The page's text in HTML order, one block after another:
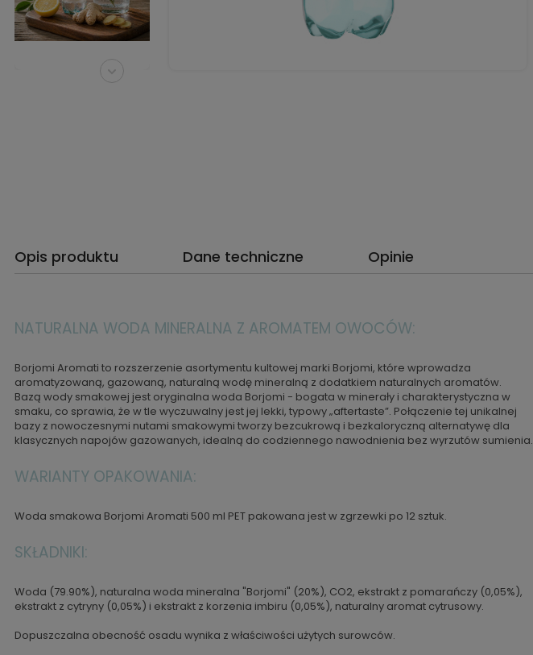
Opis produktu Dane techniczne Opinie
NATURALNA WODA MINERALNA Z AROMATEM OWOCÓW:
Borjomi Aromati to rozszerzenie asortymentu kultowej marki Borjomi, które wprowadza
aromatyzowaną, gazowaną, naturalną wodę mineralną z dodatkiem naturalnych aromatów.
Bazą wody smakowej jest oryginalna woda Borjomi - bogata w minerały i charakterystyczna w
smaku, co sprawia, że w tle wyczuwalny jest jej lekki, typowy „aftertaste”. Połączenie tej unikalnej
bazy z nowoczesnymi nutami smakowymi tworzy bezcukrową i bezkaloryczną alternatywę dla
klasycznych napojów gazowanych, idealną do codziennego nawodnienia bez wyrzutów sumienia.
WARIANTY OPAKOWANIA:
Woda smakowa Borjomi Aromati 500 ml PET pakowana jest w zgrzewki po 12 sztuk.
SKŁADNIKI:
Woda (79.90%), naturalna woda mineralna "Borjomi" (20%), CO2, ekstrakt z pomarańczy (0,05%),
ekstrakt z cytryny (0,05%) i ekstrakt z korzenia imbiru (0,05%), naturalny aromat cytrusowy.
Dopuszczalna obecność osadu wynika z właściwości użytych surowców.